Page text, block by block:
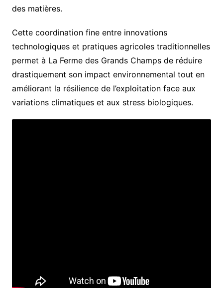
des matières.
Cette coordination fine entre innovations
technologiques et pratiques agricoles traditionnelles
permet à La Ferme des Grands Champs de réduire
drastiquement son impact environnemental tout en
améliorant la résilience de l’exploitation face aux
variations climatiques et aux stress biologiques.